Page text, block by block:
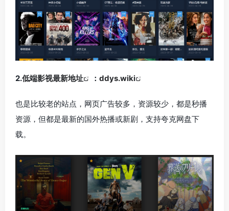
2.低端影视最新地址 ： ddys.wiki
也是比较老的站点，网页广告较多，资源较少，都是秒播
资源，但都是最新的国外热播或新剧，支持夸克网盘下
载。